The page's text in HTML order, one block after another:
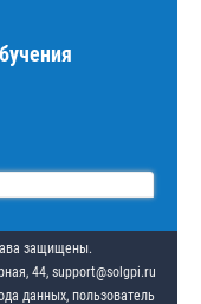
защищены.
44, support@solgpi.ru
данных, пользователь